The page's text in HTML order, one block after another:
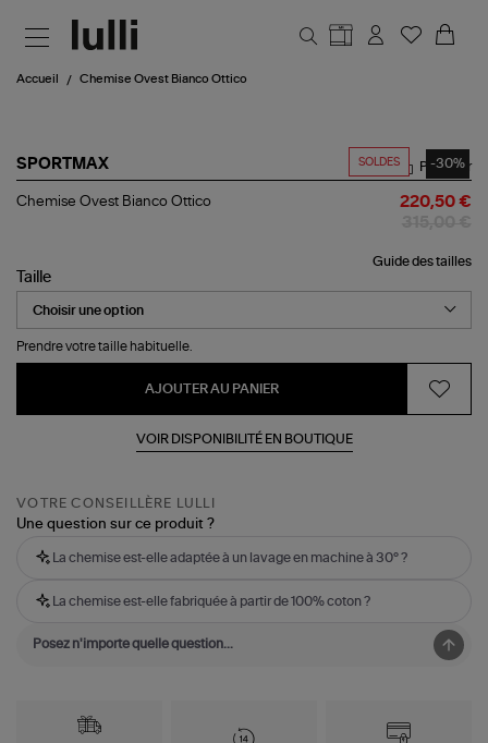
Accueil Chemise Ovest Bianco Ottico
SOLDES -30%
SPORTMAX
Chemise
Partager
Chemise Ovest Bianco Ottico 220,50 €
Guide des tailles
Taille
Prendre votre taille habituelle.
AJOUTER AU PANIER
VOIR DISPONIBILITÉ EN BOUTIQUE
VOTRE CONSEILLÈRE LULLI
Une question sur ce produit ?
La chemise est-elle adaptée à un lavage en machine à 30° ?
La chemise est-elle fabriquée à partir de 100% coton ?